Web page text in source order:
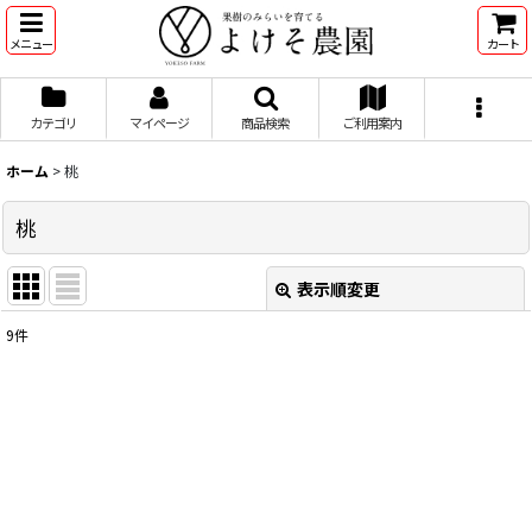
メニュー カート
カテゴリ マイページ 商品検索 ご利用案内
ホーム >桃
桃
表示順変更
9件